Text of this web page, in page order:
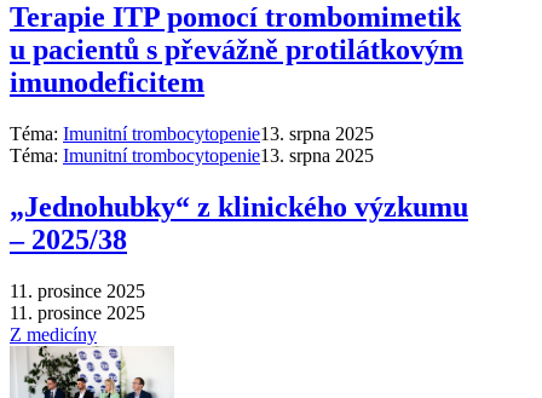
Terapie ITP pomocí trombomimetik
u pacientů s převážně protilátkovým
imunodeficitem
Téma: Imunitní trombocytopenie13. srpna 2025
Téma: Imunitní trombocytopenie13. srpna 2025
„Jednohubky“ z klinického výzkumu
–⁠ 2025/38
11. prosince 2025
11. prosince 2025
Z medicíny